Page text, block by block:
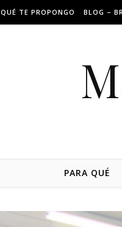
QUÉ TE PROPONGO BLOG –
PARA QUÉ